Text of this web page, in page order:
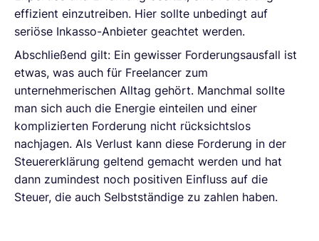
effizient einzutreiben. Hier sollte unbedingt auf
seriöse Inkasso-Anbieter geachtet werden.
Abschließend gilt: Ein gewisser Forderungsausfall ist
etwas, was auch für Freelancer zum
unternehmerischen Alltag gehört. Manchmal sollte
man sich auch die Energie einteilen und einer
komplizierten Forderung nicht rücksichtslos
nachjagen. Als Verlust kann diese Forderung in der
Steuererklärung geltend gemacht werden und hat
dann zumindest noch positiven Einfluss auf die
Steuer, die auch Selbstständige zu zahlen haben.